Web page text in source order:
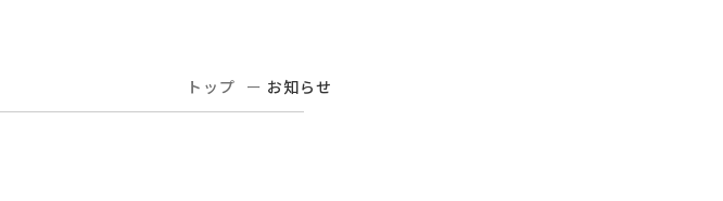
トップ お知らせ